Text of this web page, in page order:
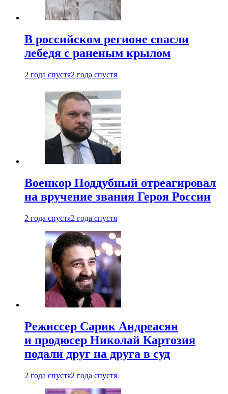
В российском регионе спасли
лебедя с раненым крылом
2 года спустя2 года спустя
Военкор Поддубный отреагировал
на вручение звания Героя России
2 года спустя2 года спустя
Режиссер Сарик Андреасян
и продюсер Николай Картозия
подали друг на друга в суд
2 года спустя2 года спустя